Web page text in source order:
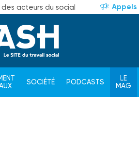
des acteurs du social Appels
SOCIÉTÉ PODCASTS
LE
MAG